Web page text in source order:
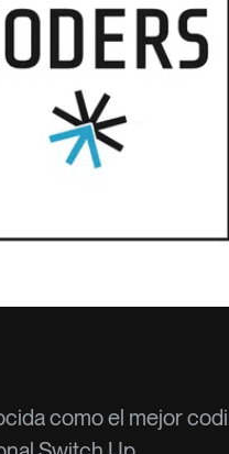
como el mejor